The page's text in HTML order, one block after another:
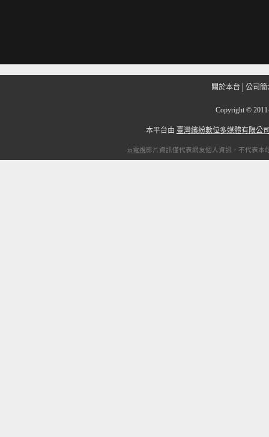
關於本台 公司簡
Copyright ©
本平台由 臺灣繽紛數位多媒體有限公
ip電視影片資訊僅代表網友個人資訊，不代表本